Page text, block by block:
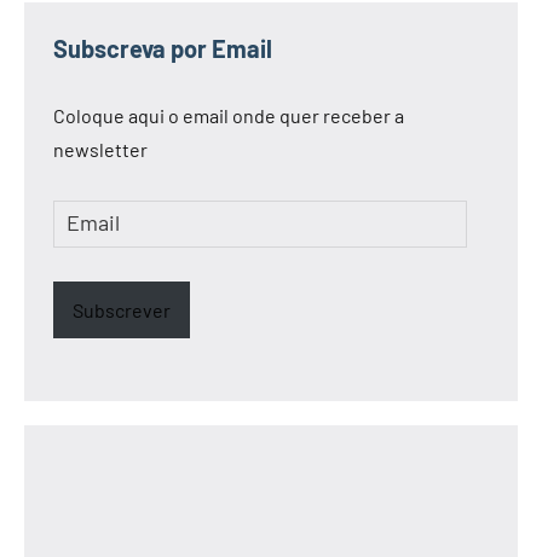
Subscreva por Email
Coloque aqui o email onde quer receber a
newsletter
Email
Subscrever